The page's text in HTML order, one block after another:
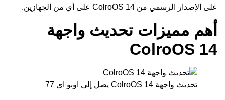
على الإصدار الرسمي من ColroOS 14 على أي من الجهازين.
أهم مميزات تحديث واجهة
ColroOS 14
تحديث واجهة ColroOS 14 يصل إلى اوبو اى 77